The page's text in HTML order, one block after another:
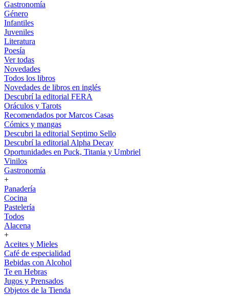
Gastronomía
Género
Infantiles
Juveniles
Literatura
Poesía
Ver todas
Novedades
Todos los libros
Novedades de libros en inglés
Descubrí la editorial FERA
Oráculos y Tarots
Recomendados por Marcos Casas
Cómics y mangas
Descubri la editorial Septimo Sello
Descubrí la editorial Alpha Decay
Oportunidades en Puck, Titania y Umbriel
Vinilos
Gastronomía
+
Panadería
Cocina
Pastelería
Todos
Alacena
+
Aceites y Mieles
Café de especialidad
Bebidas con Alcohol
Te en Hebras
Jugos y Prensados
Objetos de la Tienda